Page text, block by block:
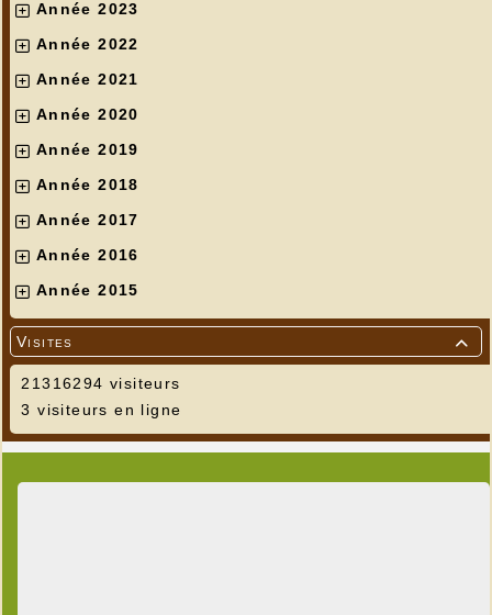
Année 2023
Année 2022
Année 2021
Année 2020
Année 2019
Année 2018
Année 2017
Année 2016
Année 2015

Visites
21316294 visiteurs
3 visiteurs en ligne